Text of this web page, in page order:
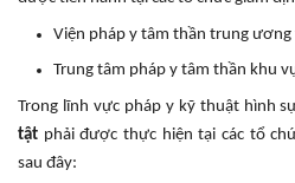
Viện pháp y tâm thần trung ương
Trung tâm pháp y tâm thần khu
Trong lĩnh vực pháp y kỹ thuật hình
tật phải được thực hiện tại các tổ
sau đây: